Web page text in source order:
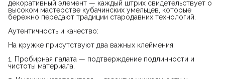
декоративный элемент — каждый штрих свидетельствует о
высоком мастерстве кубачинских умельцев, которые
бережно передают традиции стародавних технологий.
Аутентичность и качество:
На кружке присутствуют два важных клеймения:
1. Пробирная палата — подтверждение подлинности и
чистоты материала.